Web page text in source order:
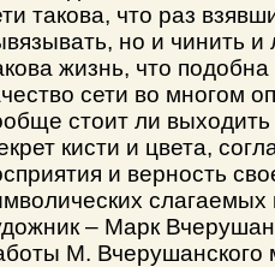
такова, что раз
но и чинить и
жизнь, что
сети во многом
стоит ли
кисти и цвета,
и верность
слагаемых
– Марк
М. Вчерушанского